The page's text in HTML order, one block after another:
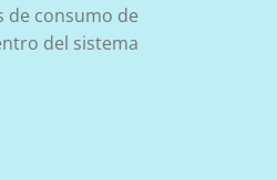
de consumo de
del sistema